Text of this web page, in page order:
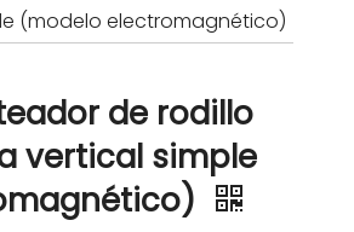
(modelo electromagnético)
de rodillo
vertical simple